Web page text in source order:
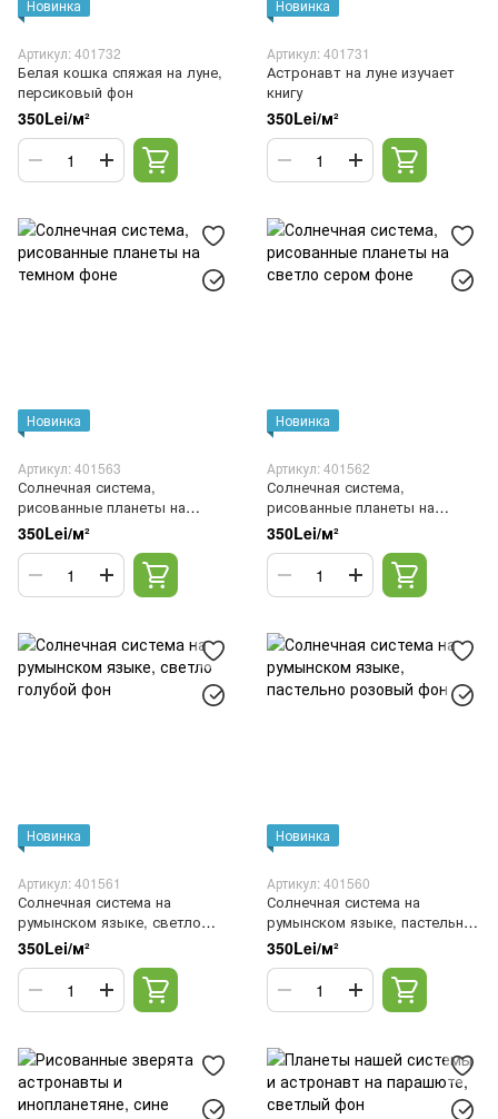
Новинка
Артикул: 401732
Белая кошка спяжая на луне,
персиковый фон
350Lei/м²
Новинка
Артикул: 401731
Астронавт на луне изучает
книгу
350Lei/м²
Новинка
Артикул: 401563
Солнечная система,
рисованные планеты на
темном фоне
350Lei/м²
Новинка
Артикул: 401562
Солнечная система,
рисованные планеты на
светло сером фоне
350Lei/м²
Новинка
Артикул: 401561
Солнечная система на
румынском языке, светло
голубой фон
350Lei/м²
Новинка
Артикул: 401560
Солнечная система на
румынском языке, пастельно
розовый фон
350Lei/м²